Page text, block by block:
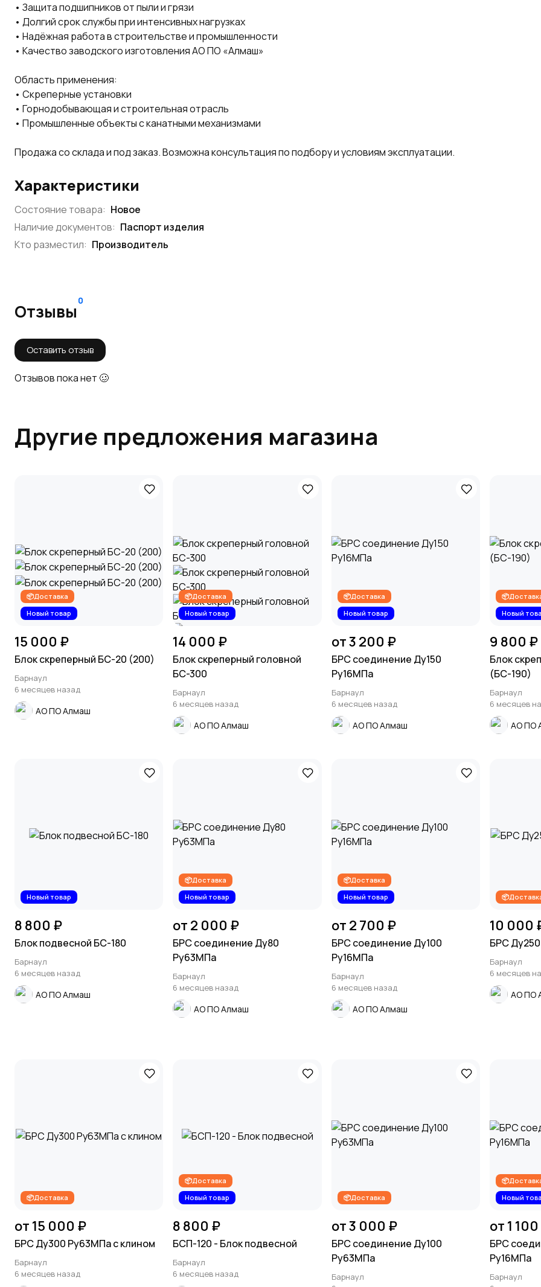
• Защита подшипников от пыли и грязи
• Долгий срок службы при интенсивных нагрузках
• Надёжная работа в строительстве и промышленности
• Качество заводского изготовления АО ПО «Алмаш»
Область применения:
• Скреперные установки
• Горнодобывающая и строительная отрасль
• Промышленные объекты с канатными механизмами
Продажа со склада и под заказ. Возможна консультация по подбору и условиям эксплуатации.
Характеристики
Состояние товара: Новое
Наличие документов: Паспорт изделия
Кто разместил: Производитель
Отзывы
0
Оставить отзыв
Отзывов пока нет 🥴
Другие предложения магазина
📦Доставка
Новый товар
15 000 ₽
Блок скреперный БС-20 (200)
Барнаул
6 месяцев назад
АО ПО Алмаш
📦Доставка
Новый товар
14 000 ₽
Блок скреперный головной
БС-300
Барнаул
6 месяцев назад
АО ПО Алмаш
📦Доставка
Новый товар
от 3 200 ₽
БРС соединение Ду150
Ру16МПа
Барнаул
6 месяцев назад
АО ПО Алмаш
Новый
9 800 ₽
Блок
(БС-190)
Барнаул
6 месяцев
АО ПО
Новый товар
8 800 ₽
Блок подвесной БС-180
Барнаул
6 месяцев назад
АО ПО Алмаш
📦Доставка
Новый товар
от 2 000 ₽
БРС соединение Ду80
Ру63МПа
Барнаул
6 месяцев назад
АО ПО Алмаш
📦Доставка
Новый товар
от 2 700 ₽
БРС соединение Ду100
Ру16МПа
Барнаул
6 месяцев назад
АО ПО Алмаш
10 000
БРС
Барнаул
6 месяцев
АО ПО
📦Доставка
от 15 000 ₽
БРС Ду300 Ру63МПа с клином
Барнаул
6 месяцев назад
📦Доставка
Новый товар
8 800 ₽
БСП-120 - Блок подвесной
Барнаул
6 месяцев назад
📦Доставка
от 3 000 ₽
БРС соединение Ду100
Ру63МПа
Барнаул
Новый
от 1
БРС
Ру16МПа
Барнаул